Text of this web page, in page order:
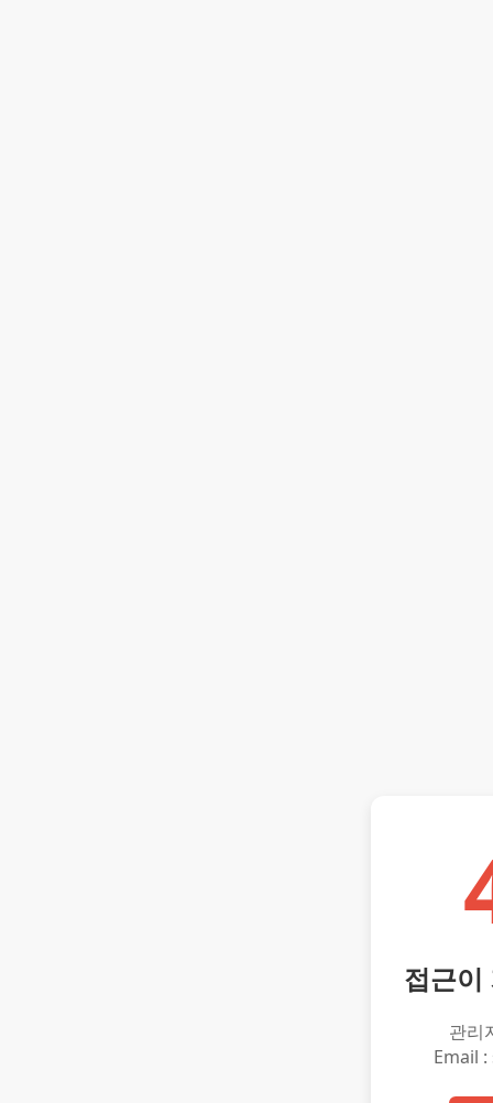
접근이
관리
Email